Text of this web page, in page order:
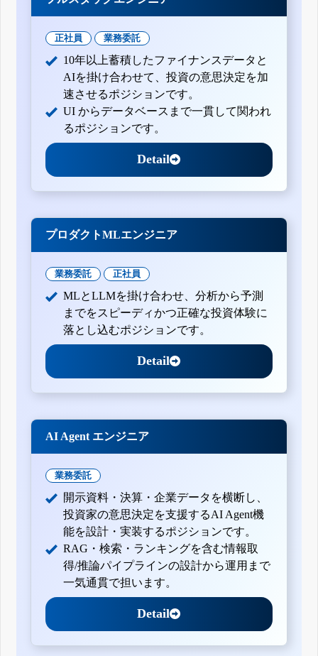
月30日)
月30日)
有価証券報告書-第155期(平成26年4月1日-平成27年3月31日)
四半期報告書-第155期第3四半期(平成26年10月1日-平成26年
12月31日)
四半期報告書-第155期第2四半期(平成26年7月1日-平成26年9
四半期報告書-第155期第1四半期(平成26年4月1日-平成26年6
有価証券報告書-第154期(平成25年4月1日-平成26年3月31日)
四半期報告書-第154期第3四半期(平成25年10月1日-平成25年
四半期報告書-第154期第2四半期(平成25年7月1日-平成25年9
月30日)
有価証券報告書-第153期(平成24年4月1日-平成25年3月31日)
四半期報告書-第153期第3四半期(平成24年10月1日-平成24年
12月31日)
四半期報告書-第153期第2四半期(平成24年7月1日-平成24年9
月30日)
四半期報告書-第153期第1四半期(平成24年4月1日-平成24年6
月30日)
有価証券報告書-第152期(平成23年4月1日-平成24年3月31日)
四半期報告書-第152期第3四半期(平成23年10月1日-平成23年
四半期報告書-第152期第2四半期(平成23年7月1日-平成23年9
月30日)
四半期報告書-第152期第1四半期(平成23年4月1日-平成23年6
月30日)
四半期報告書-第151期第3四半期(平成22年10月1日-平成22年
12月31日)
有価証券報告書-第150期(平成21年4月1日-平成22年3月31日)
正社員 業務委託
10年以上蓄積したファイナンスデータと
AIを掛け合わせて、投資の意思決定を加
速させるポジションです。
UI からデータベースまで一貫して関われ
るポジションです。
Detail
プロダクトMLエンジニア
業務委託 正社員
MLとLLMを掛け合わせ、分析から予測
までをスピーディかつ正確な投資体験に
落とし込むポジションです。
Detail
AI Agent エンジニア
業務委託
開示資料・決算・企業データを横断し、
投資家の意思決定を支援するAI Agent機
能を設計・実装するポジションです。
RAG・検索・ランキングを含む情報取
得/推論パイプラインの設計から運用まで
一気通貫で担います。
Detail